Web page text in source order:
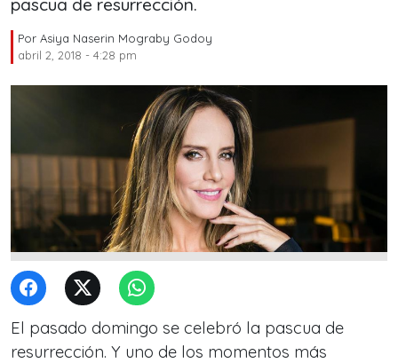
Por Asiya Naserin Mograby Godoy
abril 2, 2018 - 4:28 pm
El pasado domingo se celebró la pascua de
resurrección. Y uno de los momentos más